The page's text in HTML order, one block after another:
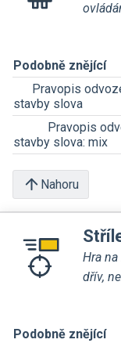
Podobně znějící
Pravopis
stavby slova
Pravopis
stavby slova: mix
Nahoru
Hra
dřív,
Podobně znějící